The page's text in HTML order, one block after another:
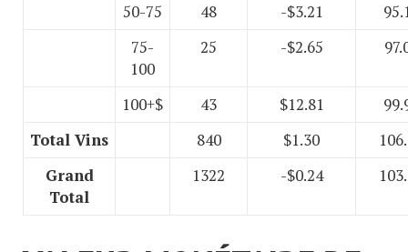
50-75
48 -$3.21
75-
100
25 -$2.65
100+$ 43 $12.81
Total Vins
840 $1.30
Grand
Total
1322 -$0.24